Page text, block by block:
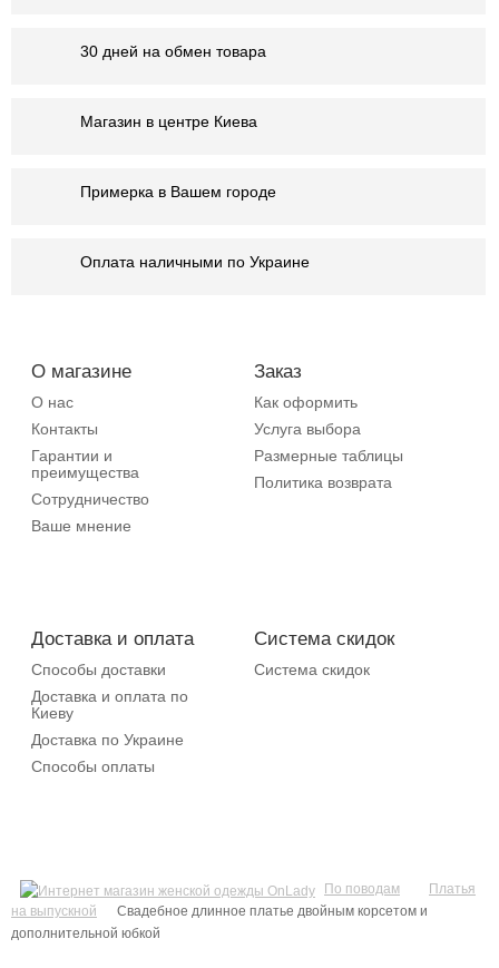
30 дней на обмен товара
Магазин в центре Киева
Примерка в Вашем городе
Оплата наличными по Украине
О магазине
О нас
Контакты
Гарантии и
преимущества
Сотрудничество
Ваше мнение
Заказ
Как оформить
Услуга выбора
Размерные таблицы
Политика возврата
Доставка и оплата
Способы доставки
Доставка и оплата по
Киеву
Доставка по Украине
Способы оплаты
Система скидок
Система скидок
По поводам
Платья
на выпускной
Свадебное длинное платье двойным корсетом и
дополнительной юбкой